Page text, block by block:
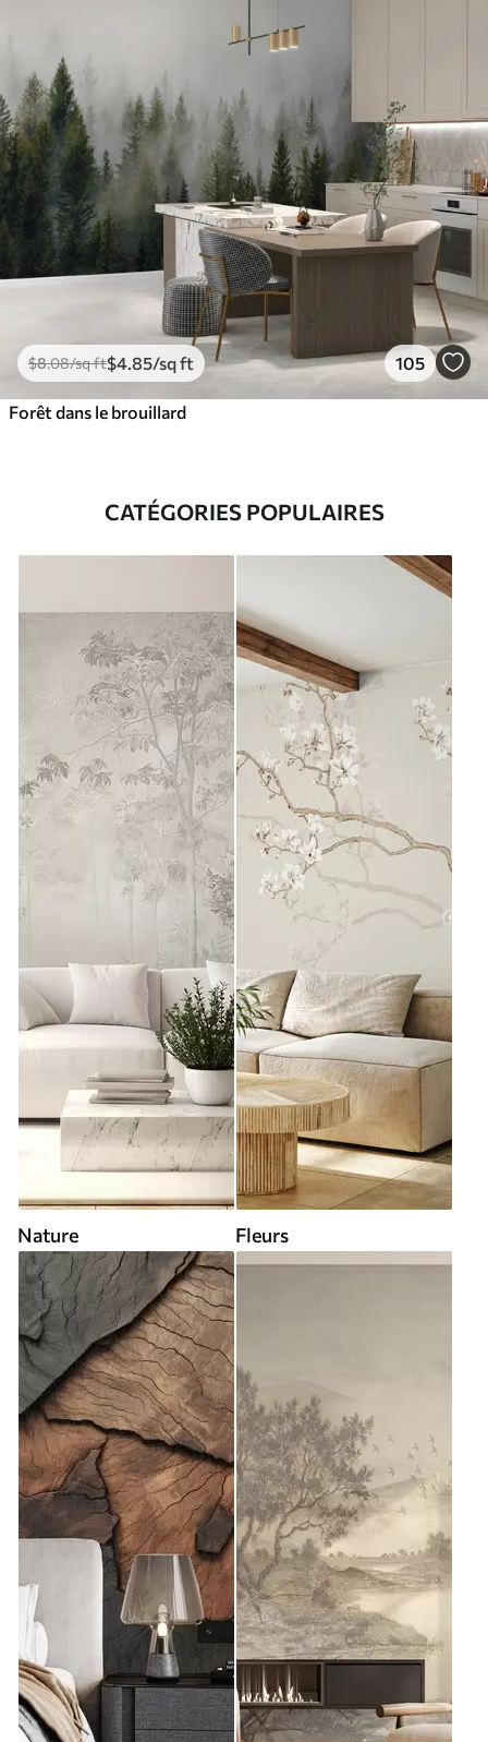
$8.08/sq ft$4 .85/sq ft 105
Forêt dans le brouillard
CATÉGORIES POPULAIRES
Nature Fleurs